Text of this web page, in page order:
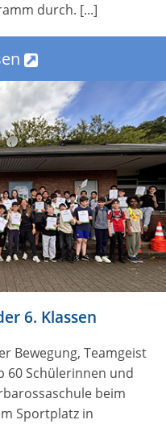
durch. [...]
6. Klassen
Bewegung, Teamgeist
60 Schülerinnen und
beim
Sportplatz in